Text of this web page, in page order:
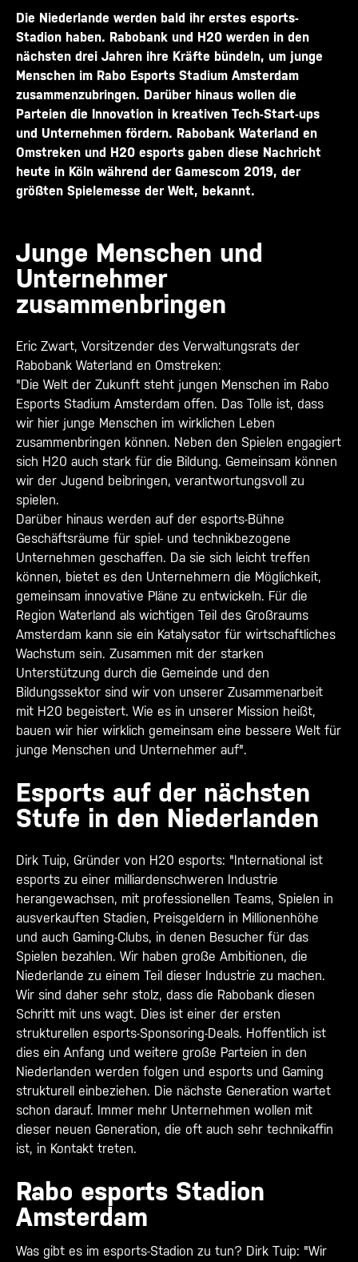
Die Niederlande werden bald ihr erstes esports-
Stadion haben. Rabobank und H20 werden in den
nächsten drei Jahren ihre Kräfte bündeln, um junge
Menschen im Rabo Esports Stadium Amsterdam
zusammenzubringen. Darüber hinaus wollen die
Parteien die Innovation in kreativen Tech-Start-ups
und Unternehmen fördern. Rabobank Waterland en
Omstreken und H20 esports gaben diese Nachricht
heute in Köln während der Gamescom 2019, der
größten Spielemesse der Welt, bekannt.
Junge Menschen und
Unternehmer
zusammenbringen
Eric Zwart, Vorsitzender des Verwaltungsrats der
Rabobank Waterland en Omstreken:
"Die Welt der Zukunft steht jungen Menschen im Rabo
Esports Stadium Amsterdam offen. Das Tolle ist, dass
wir hier junge Menschen im wirklichen Leben
zusammenbringen können. Neben den Spielen engagiert
sich H20 auch stark für die Bildung. Gemeinsam können
wir der Jugend beibringen, verantwortungsvoll zu
spielen.
Darüber hinaus werden auf der esports-Bühne
Geschäftsräume für spiel- und technikbezogene
Unternehmen geschaffen. Da sie sich leicht treffen
können, bietet es den Unternehmern die Möglichkeit,
gemeinsam innovative Pläne zu entwickeln. Für die
Region Waterland als wichtigen Teil des Großraums
Amsterdam kann sie ein Katalysator für wirtschaftliches
Wachstum sein. Zusammen mit der starken
Unterstützung durch die Gemeinde und den
Bildungssektor sind wir von unserer Zusammenarbeit
mit H20 begeistert. Wie es in unserer Mission heißt,
bauen wir hier wirklich gemeinsam eine bessere Welt für
junge Menschen und Unternehmer auf".
Esports auf der nächsten
Stufe in den Niederlanden
Dirk Tuip, Gründer von H20 esports: "International ist
esports zu einer milliardenschweren Industrie
herangewachsen, mit professionellen Teams, Spielen in
ausverkauften Stadien, Preisgeldern in Millionenhöhe
und auch Gaming-Clubs, in denen Besucher für das
Spielen bezahlen. Wir haben große Ambitionen, die
Niederlande zu einem Teil dieser Industrie zu machen.
Wir sind daher sehr stolz, dass die Rabobank diesen
Schritt mit uns wagt. Dies ist einer der ersten
strukturellen esports-Sponsoring-Deals. Hoffentlich ist
dies ein Anfang und weitere große Parteien in den
Niederlanden werden folgen und esports und Gaming
strukturell einbeziehen. Die nächste Generation wartet
schon darauf. Immer mehr Unternehmen wollen mit
dieser neuen Generation, die oft auch sehr technikaffin
ist, in Kontakt treten.
Rabo esports Stadion
Amsterdam
Was gibt es im esports-Stadion zu tun? Dirk Tuip: "Wir